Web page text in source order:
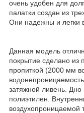
очень удобен для
палатки создан из
Они надежны и легки
Данная модель
покрытие сделано из
пропиткой (2000 мм
затяжной ливень.
полиэтилен.
воздухопроницаемой